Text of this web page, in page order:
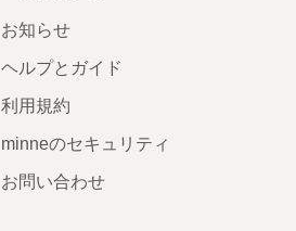
お知らせ
ヘルプとガイド
利用規約
minneのセキュリティ
お問い合わせ